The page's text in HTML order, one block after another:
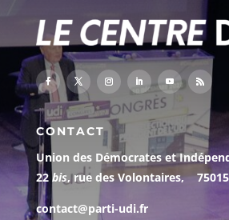
CONTACT
Union des Démocrates et
22 bis, rue des Volontaires, 75015
contact@parti-udi.fr